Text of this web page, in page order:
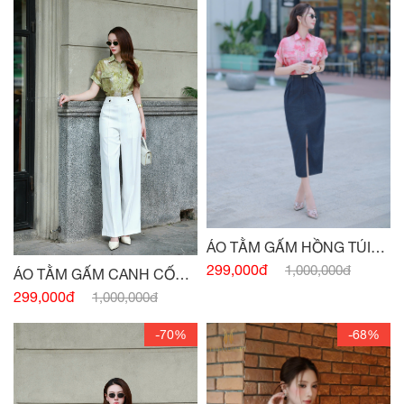
ÁO TẰM GẤM CANH CỐM
TÚI NGỰC
299,000đ 1,000,000đ
ÁO TẰM GẤM HỒNG TÚI
NGỰC
299,000đ 1,000,000đ
-70% -68%